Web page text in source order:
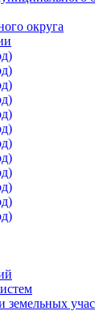
округа
земельных